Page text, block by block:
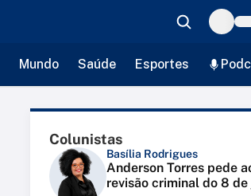
Mundo Saúde Esportes
Colunistas
Basília Rodrigues
Anderson Torres pede
revisão criminal do 8 de